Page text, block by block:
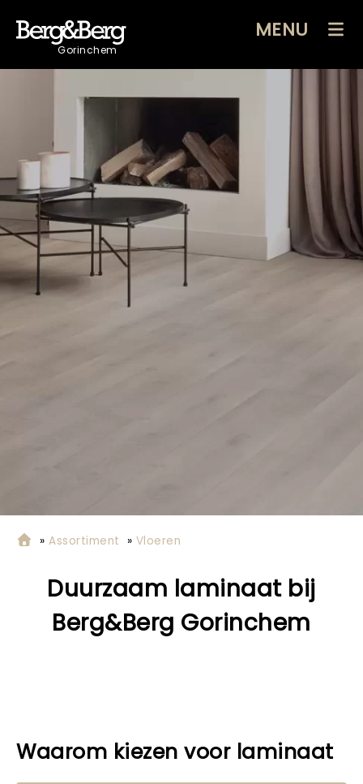
Gorinchem
MENU
»Assortiment » Vloeren
Duurzaam laminaat bij
Berg&Berg Gorinchem
Waarom kiezen voor laminaat